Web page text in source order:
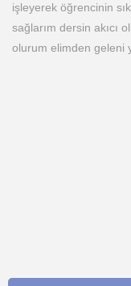
işleyerek öğrencinin
sağlarım dersin akıcı
olurum elimden geleni